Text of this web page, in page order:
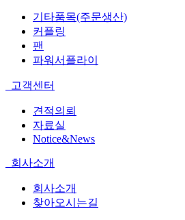
기타품목(주문생산)
커플링
팬
파워서플라이
고객센터
견적의뢰
자료실
Notice&News
회사소개
회사소개
찾아오시는길